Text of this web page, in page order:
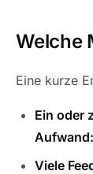
Welche
Eine kurze
Ein oder
Aufwand:
Viele